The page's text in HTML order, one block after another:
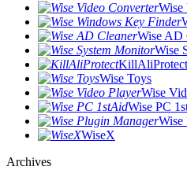
Wise
Wise AD
Wise
KillAliProtect
Wise Toys
Wise
Wise PC
Wise
WiseX
Archives